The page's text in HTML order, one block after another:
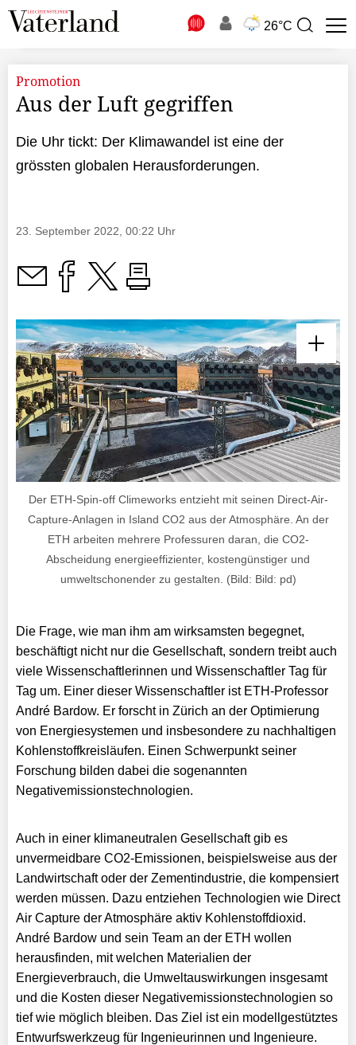
26°C
Suchbegriff
Promotion
Aus der Luft gegriffen
Die Uhr tickt: Der Klimawandel ist eine der
grössten globalen Herausforderungen.
23. September 2022, 00:22 Uhr
Der ETH-Spin-off Climeworks entzieht mit seinen Direct-Air-
Capture-Anlagen in Island CO2 aus der Atmosphäre. An der
ETH arbeiten mehrere Professuren daran, die CO2-
Abscheidung energieeffizienter, kostengünstiger und
umweltschonender zu gestalten. (Bild: Bild: pd)
Die Frage, wie man ihm am wirksamsten begegnet,
beschäftigt nicht nur die Gesellschaft, sondern treibt auch
viele Wissenschaftlerinnen und Wissenschaftler Tag für
Tag um. Einer dieser Wissenschaftler ist ETH-Professor
André Bardow. Er forscht in Zürich an der Optimierung
von Energiesystemen und insbesondere zu nachhaltigen
Kohlenstoffkreisläufen. Einen Schwerpunkt seiner
Forschung bilden dabei die sogenannten
Negativemissionstechnologien.
Auch in einer klimaneutralen Gesellschaft gib es
unvermeidbare CO2-Emissionen, beispielsweise aus der
Landwirtschaft oder der Zementindustrie, die kompensiert
werden müssen. Dazu entziehen Technologien wie Direct
Air Capture der Atmosphäre aktiv Kohlenstoffdioxid.
André Bardow und sein Team an der ETH wollen
herausfinden, mit welchen Materialien der
Energieverbrauch, die Umweltauswirkungen insgesamt
und die Kosten dieser Negativemissionstechnologien so
tief wie möglich bleiben. Das Ziel ist ein modellgestütztes
Entwurfswerkzeug für Ingenieurinnen und Ingenieure.